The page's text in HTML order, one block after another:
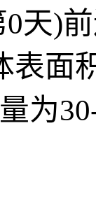
天)
表面
为